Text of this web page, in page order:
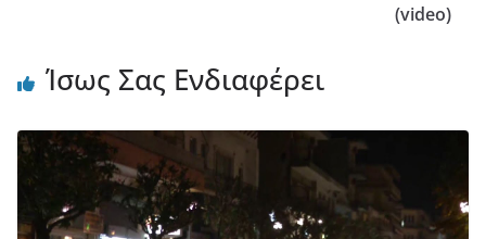
(video)
Ίσως Σας Ενδιαφέρει